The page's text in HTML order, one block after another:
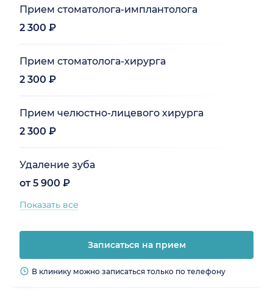
Прием стоматолога-имплантолога
2 300 ₽
Прием стоматолога-хирурга
2 300 ₽
Прием челюстно-лицевого хирурга
2 300 ₽
Удаление зуба
от 5 900 ₽
Показать все
Записаться на прием
В клинику можно записаться только по телефону